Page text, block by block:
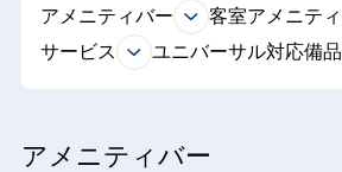
アメニティバー 客室アメニティ
サービス
ユニバーサル対応備品
アメニティバー